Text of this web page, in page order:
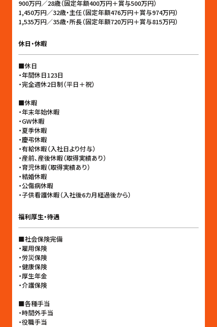
900万円／28歳（固定年額400万円＋賞与500万円）
1,450万円／32歳・主任（固定年額476万円＋賞与974万円）
1,535万円／35歳・所長（固定年額720万円＋賞与815万円）
休日・休暇
■休日
・年間休日123日
・完全週休2日制（平日＋祝）
■休暇
・年末年始休暇
・GW休暇
・夏季休暇
・慶弔休暇
・有給休暇（入社日より付与）
・産前、産後休暇（取得実績あり）
・育児休暇（取得実績あり）
・結婚休暇
・公傷病休暇
・子供看護休暇（入社後6カ月経過後から）
福利厚生・待遇
■社会保険完備
・雇用保険
・労災保険
・健康保険
・厚生年金
・介護保険
■各種手当
・時間外手当
・役職手当